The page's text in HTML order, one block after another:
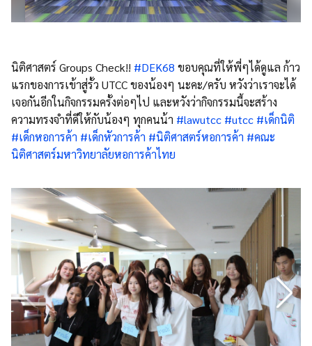
นิติศาสตร์ Groups Check!! #DEK68 ขอบคุณที่ให้พี่ๆได้ดูแล ก้าว
แรกของการเข้าสู่รั้ว UTCC ของน้องๆ นะคะ/ครับ หวังว่าเราจะได้
เจอกันอีกในกิจกรรมครั้งต่อๆไป และหวังว่ากิจกรรมนี้จะสร้าง
ความทรงจำที่ดีให้กับน้องๆ ทุกคนน้า #lawutcc #utcc #เด็กนิติ
#เด็กหอการค้า #เด็กหัวการค้า #นิติศาสตร์หอการค้า #คณะ
นิติศาสตร์มหาวิทยาลัยหอการค้าไทย